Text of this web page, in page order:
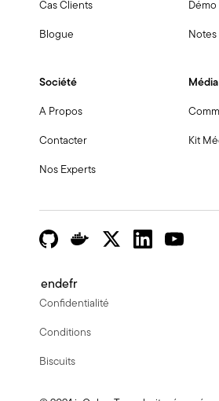
Cas Clients
Blogue Notes
Société
A Propos
Contacter
Nos Experts
Média
Kit
Confidentialité
Conditions
Biscuits
endefr